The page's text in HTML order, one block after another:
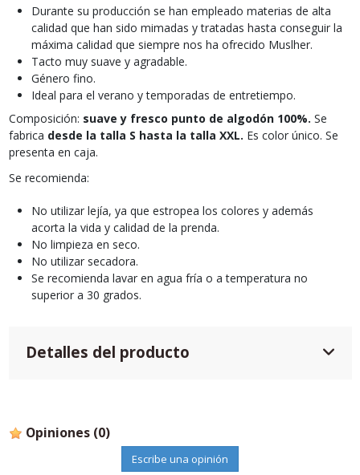
Durante su producción se han empleado materias de alta
calidad que han sido mimadas y tratadas hasta conseguir la
máxima calidad que siempre nos ha ofrecido Muslher.
Tacto muy suave y agradable.
Género fino.
Ideal para el verano y temporadas de entretiempo.
Composición: suave y fresco punto de algodón 100%. Se
fabrica desde la talla S hasta la talla XXL. Es color único. Se
presenta en caja.
Se recomienda:
No utilizar lejía, ya que estropea los colores y además
acorta la vida y calidad de la prenda.
No limpieza en seco.
No utilizar secadora.
Se recomienda lavar en agua fría o a temperatura no
superior a 30 grados.
Detalles del producto
Opiniones (0)
Escribe una opinión